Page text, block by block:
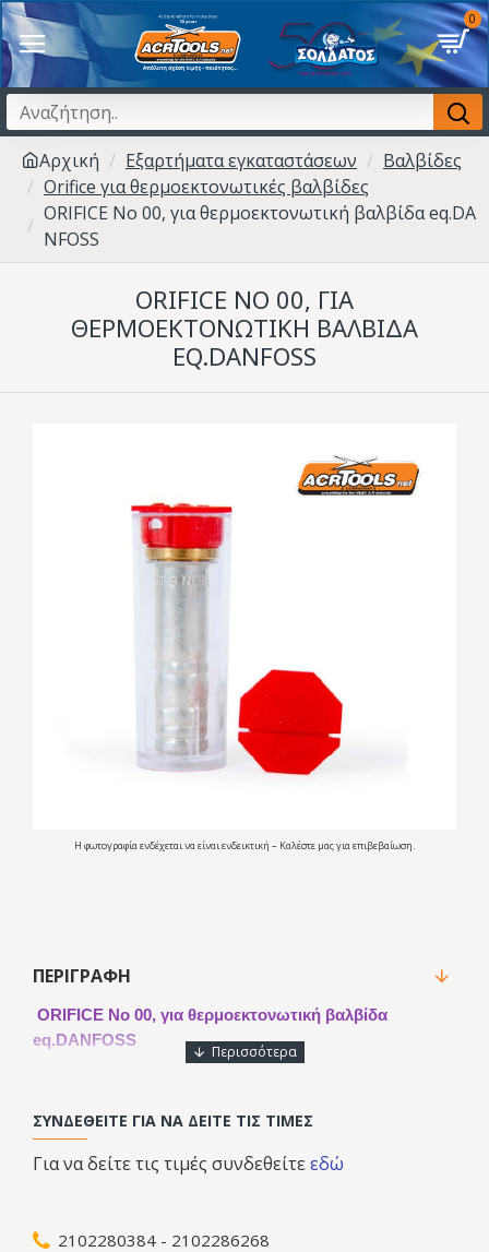
0
Αρχική Εξαρτήματα εγκαταστάσεων
Βαλβίδες
Orifice για θερμοεκτονωτικές βαλβίδες
ORIFICE Νo 00, για θερμοεκτονωτική βαλβίδα eq.DA
NFOSS
ORIFICE ΝO 00, ΓΙΑ
ΘΕΡΜΟΕΚΤΟΝΩΤΙΚΉ ΒΑΛΒΊΔΑ
EQ.DANFOSS
Η φωτογραφία ενδέχεται να είναι ενδεικτική – Καλέστε μας για επιβεβαίωση.
ΠΕΡΙΓΡΑΦΉ
ORIFICE Νo 00, για θερμοεκτονωτική βαλβίδα
eq.DANFOSS
ΣΥΝΔΕΘΕΊΤΕ ΓΙΑ ΝΑ ΔΕΊΤΕ ΤΙΣ ΤΙΜΈΣ
Για να δείτε τις τιμές συνδεθείτεεδώ
2102280384 - 2102286268